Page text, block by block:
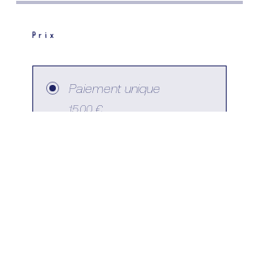
Prix
Paiement unique
15,00 €